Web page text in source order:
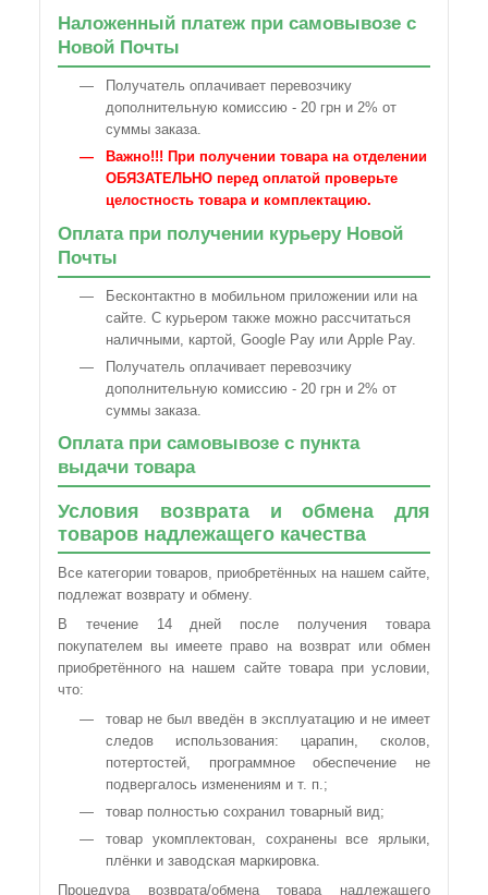
Наложенный платеж при самовывозе с
Новой Почты
Получатель оплачивает перевозчику
дополнительную комиссию - 20 грн и 2% от
суммы заказа.
Важно!!! При получении товара на отделении
ОБЯЗАТЕЛЬНО перед оплатой проверьте
целостность товара и комплектацию.
Оплата при получении курьеру Новой
Почты
Бесконтактно в мобильном приложении или на
сайте. С курьером также можно рассчитаться
наличными, картой, Google Pay или Apple Pay.
Получатель оплачивает перевозчику
дополнительную комиссию - 20 грн и 2% от
суммы заказа.
Оплата при самовывозе с пункта
выдачи товара
Условия возврата и обмена для
товаров надлежащего качества
Все категории товаров, приобретённых на нашем сайте,
подлежат возврату и обмену.
В течение 14 дней после получения товара
покупателем вы имеете право на возврат или обмен
приобретённого на нашем сайте товара при условии,
что:
товар не был введён в эксплуатацию и не имеет
следов использования: царапин, сколов,
потертостей, программное обеспечение не
подвергалось изменениям и т. п.;
товар полностью сохранил товарный вид;
товар укомплектован, сохранены все ярлыки,
плёнки и заводская маркировка.
Процедура возврата/обмена товара надлежащего